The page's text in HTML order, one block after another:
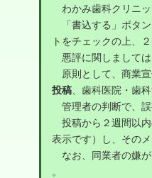
わかみ歯科クリニッ
「書込する」ボタン
トをチェックの上、
悪評に関しましては
原則として、商業宣
投稿 、歯科医院・歯
管理者の判断で、誤
投稿から２週間以内
表示です）し、その
なお、同業者の嫌
。